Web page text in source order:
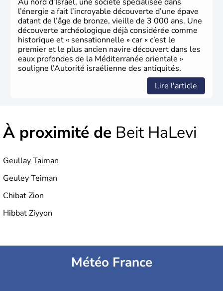
l’énergie a fait l’incroyable découverte d’une épave
datant de l’âge de bronze, vieille de 3 000 ans. Une
découverte archéologique déjà considérée comme
historique et « sensationnelle » car « c’est le
premier et le plus ancien navire découvert dans les
eaux profondes de la Méditerranée orientale »
souligne l’Autorité israélienne des antiquités.
Lire l'article
À proximité de Beit HaLevi
Geullay Taiman
Geuley Teiman
Chibat Zion
Hibbat Ziyyon
Météo France